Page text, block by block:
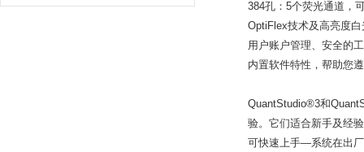
384孔：5个荧光通道，
OptiFlex技术及高亮度
用户账户管理、安全的
内置软件特性，帮助您
QuantStudio®3和
验。它们适合新手及经
可快速上手—系统在出